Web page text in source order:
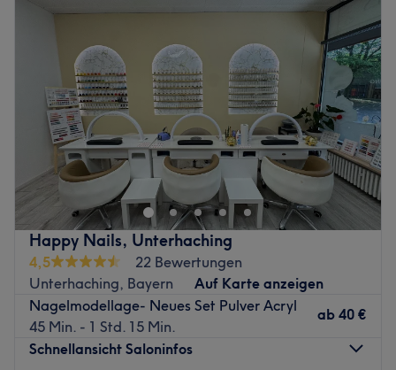
Happy Nails, Unterhaching
4,5
22 Bewertungen
Unterhaching, Bayern
Auf Karte anzeigen
Nagelmodellage- Neues Set Pulver Acryl
45 Min. - 1 Std. 15 Min.
ab 40 €
Schnellansicht Saloninfos